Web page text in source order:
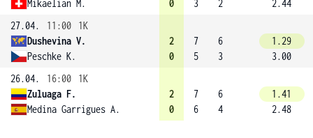
Mikaelian M. 0 3 2
2.44
27.04.
11:00
1K
Dushevina V.
Peschke K.
2
0
7
5
6
3
1.29
3.00
26.04.
16:00
1K
Zuluaga F.
Medina Garrigues A.
2
0
7
6
6
4
1.41
2.48